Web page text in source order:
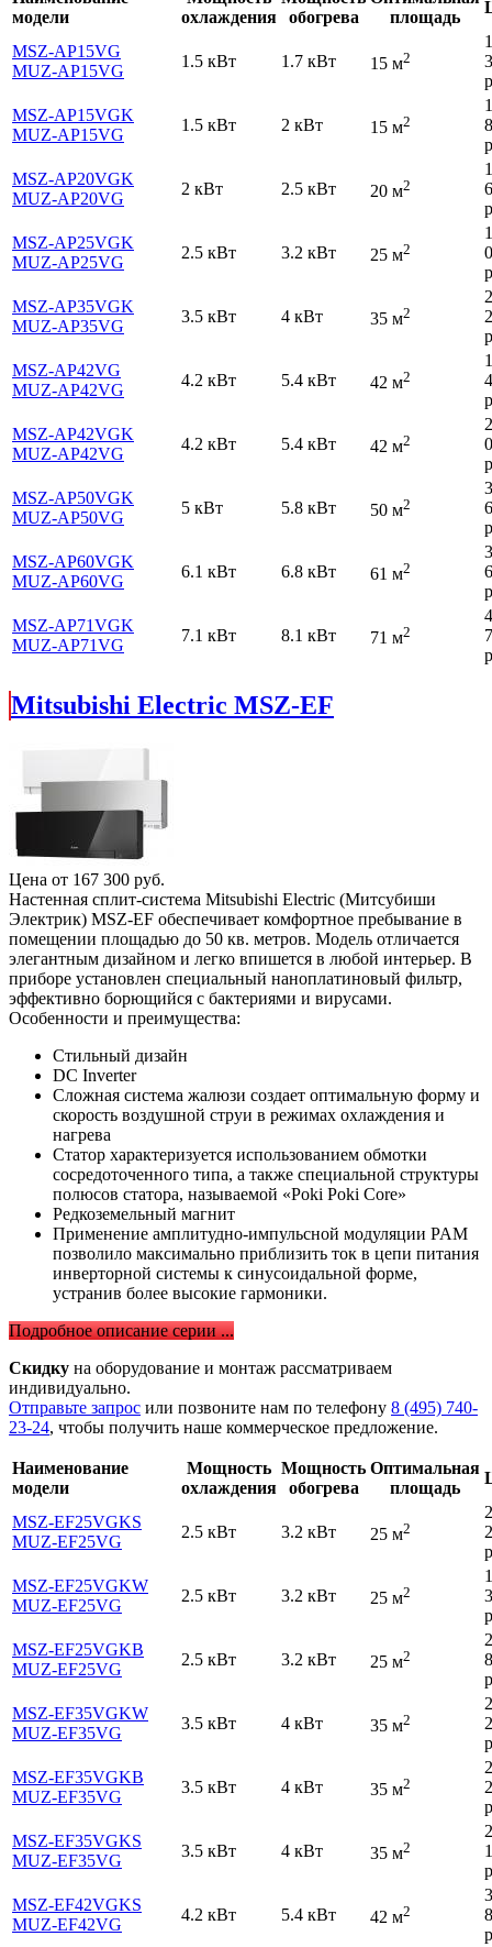
модели
охлаждения
обогрева
площадь
MSZ-AP15VG
MUZ-AP15VG
1.5 кВт 1.7 кВт 15 м2
MSZ-AP15VGK
MUZ-AP15VG
1.5 кВт 2 кВт 15 м2
MSZ-AP20VGK
MUZ-AP20VG
2 кВт 2.5 кВт 20 м2
MSZ-AP25VGK
MUZ-AP25VG
2.5 кВт 3.2 кВт 25 м2
MSZ-AP35VGK
MUZ-AP35VG
3.5 кВт 4 кВт 35 м2
MSZ-AP42VG
MUZ-AP42VG
4.2 кВт 5.4 кВт 42 м2
MSZ-AP42VGK
MUZ-AP42VG
4.2 кВт 5.4 кВт 42 м2
MSZ-AP50VGK
MUZ-AP50VG
5 кВт 5.8 кВт 50 м2
MSZ-AP60VGK
MUZ-AP60VG
6.1 кВт 6.8 кВт 61 м2
MSZ-AP71VGK
MUZ-AP71VG
7.1 кВт 8.1 кВт 71 м2
Mitsubishi Electric MSZ-EF
Цена от 167 300 руб.
Настенная сплит-система Mitsubishi Electric (Митсубиши
Электрик) MSZ-EF обеспечивает комфортное пребывание в
помещении площадью до 50 кв. метров. Модель отличается
элегантным дизайном и легко впишется в любой интерьер. В
приборе установлен специальный наноплатиновый фильтр,
эффективно борющийся с бактериями и вирусами.
Особенности и преимущества:
Стильный дизайн
DC Inverter
Сложная система жалюзи создает оптимальную форму и
скорость воздушной струи в режимах охлаждения и
нагрева
Статор характеризуется использованием обмотки
сосредоточенного типа, а также специальной структуры
полюсов статора, называемой «Poki Poki Core»
Редкоземельный магнит
Применение амплитудно-импульсной модуляции PAM
позволило максимально приблизить ток в цепи питания
инверторной системы к синусоидальной форме,
устранив более высокие гармоники.
Подробное описание серии ...
Скидку на оборудование и монтаж рассматриваем
индивидуально.
Отправьте запрос или позвоните нам по телефону 8 (495) 740-
23-24, чтобы получить наше коммерческое предложение.
Наименование
модели
Мощность
охлаждения
Мощность
обогрева
Оптимальная
площадь
MSZ-EF25VGKS
MUZ-EF25VG
2.5 кВт 3.2 кВт 25 м2
MSZ-EF25VGKW
MUZ-EF25VG
2.5 кВт 3.2 кВт 25 м2
MSZ-EF25VGKB
MUZ-EF25VG
2.5 кВт 3.2 кВт 25 м2
MSZ-EF35VGKW
MUZ-EF35VG
3.5 кВт 4 кВт 35 м2
MSZ-EF35VGKB
MUZ-EF35VG
3.5 кВт 4 кВт 35 м2
MSZ-EF35VGKS
MUZ-EF35VG
3.5 кВт 4 кВт 35 м2
MSZ-EF42VGKS
MUZ-EF42VG
4.2 кВт 5.4 кВт 42 м2